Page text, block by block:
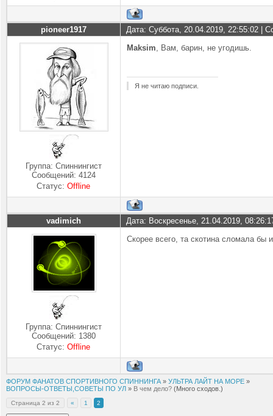
pioneer1917 Дата: Суббота, 20.04.2019, 22:55:02 |
Группа: Спиннингист
Сообщений: 4124
Статус:Offline
Maksim, Вам, барин, не угодишь.
Я не читаю подписи.
vadimich Дата: Воскресенье, 21.04.2019,
Группа: Спиннингист
Сообщений: 1380
Статус:Offline
Скорее всего, та скотина сломала бы
ФОРУМ ФАНАТОВ СПОРТИВНОГО СПИННИНГА » УЛЬТРА ЛАЙТ НА МОРЕ »
ВОПРОСЫ-ОТВЕТЫ,СОВЕТЫ ПО УЛ » В чем дело? (Много сходов.)
Страница 2 из 2 « 1 2